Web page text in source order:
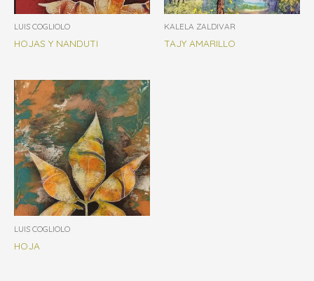
LUIS COGLIOLO
HOJAS Y NANDUTI
KALELA ZALDIVAR
TAJY AMARILLO
LUIS COGLIOLO
HOJA